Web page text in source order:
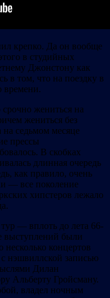
крепко. Да он вообще
в студийных
Джонстону как
в том, что на поездку в
времени.
жениться на
жениться без
седьмом месяце
прессы
В скобках
длинная очередь
как правило, очень
— все поколение
хипстеров лежало
— вплоть до лета 66-
выступлений были
концертов
с нэшвиллской записью
Дилан
Альберту Гройсману.
владел ночным